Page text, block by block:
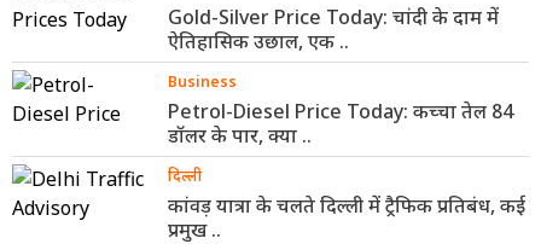
Gold-Silver Price Today: चांदी के दाम में
ऐतिहासिक उछाल, एक ..
Business
Petrol-Diesel Price Today: कच्चा तेल 84
डॉलर के पार, क्या ..
दिल्ली
कांवड़ यात्रा के चलते दिल्ली में ट्रैफिक प्रतिबंध, कई
प्रमुख ..